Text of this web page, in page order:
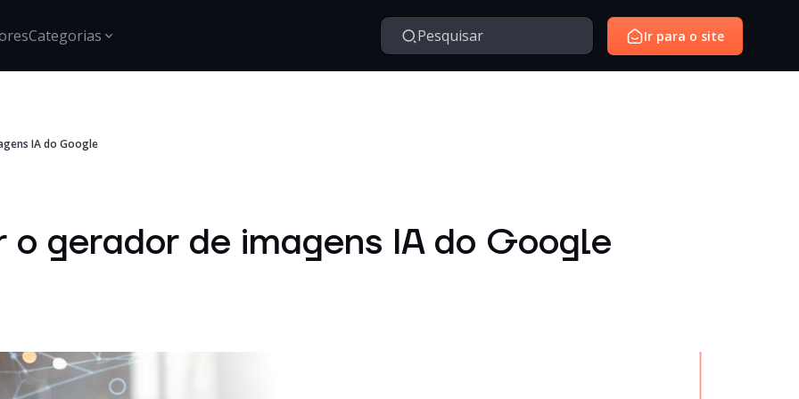
Categorias
Segurança
Estratégias para proteção de dados, gestão de acessos e
inovação e transformação digital no mercado
corporativo.
ambientes corporativos.
Ir para o site
IA do Google
o gerador de imagens IA do Google